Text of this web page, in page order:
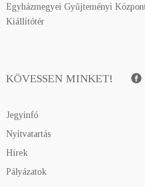
Egyházmegyei Gyűjteményi
Kiállítótér
KÖVESSEN MINKET!
Jegyinfó
Nyitvatartás
Hírek
Pályázatok